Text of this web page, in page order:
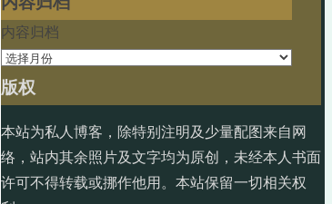
内容归档
版权
本站为私人博客，除特别注明及少量配图来自网
络，站内其余照片及文字均为原创，未经本人书面
许可不得转载或挪作他用。本站保留一切相关权